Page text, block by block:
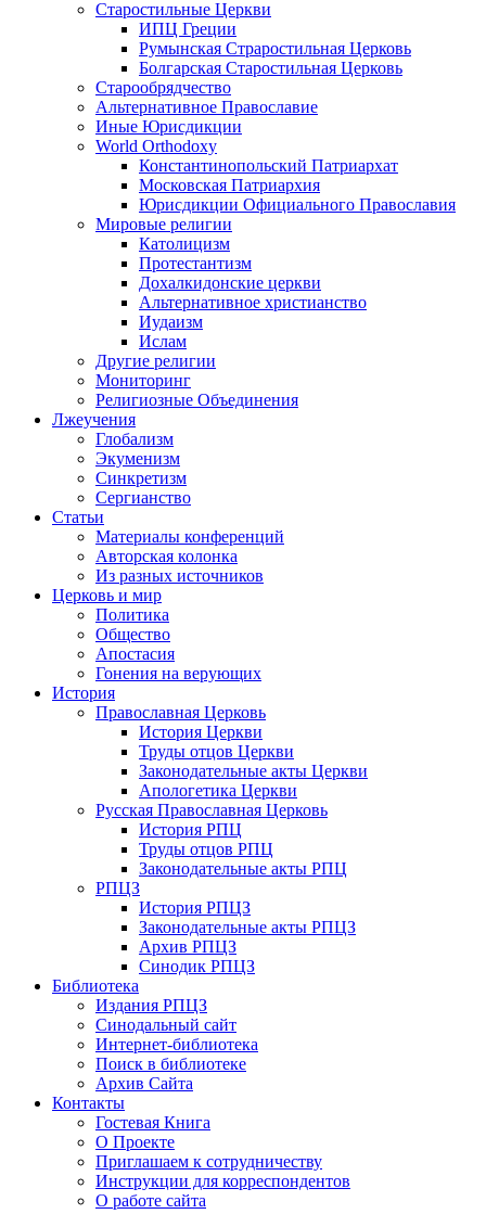
Старостильные Церкви
ИПЦ Греции
Румынская Страростильная Церковь
Болгарская Старостильная Церковь
Старообрядчество
Альтернативное Православие
Иные Юрисдикции
World Orthodoxy
Константинопольский Патриархат
Московская Патриархия
Юрисдикции Официального Православия
Мировые религии
Католицизм
Протестантизм
Дохалкидонские церкви
Альтернативное христианство
Иудаизм
Ислам
Другие религии
Мониторинг
Религиозные Объединения
Лжеучения
Глобализм
Экуменизм
Синкретизм
Сергианство
Статьи
Материалы конференций
Авторская колонка
Из разных источников
Церковь и мир
Политика
Общество
Апостасия
Гонения на верующих
История
Православная Церковь
История Церкви
Труды отцов Церкви
Законодательные акты Церкви
Апологетика Церкви
Русская Православная Церковь
История РПЦ
Труды отцов РПЦ
Законодательные акты РПЦ
РПЦЗ
История РПЦЗ
Законодательные акты РПЦЗ
Архив РПЦЗ
Синодик РПЦЗ
Библиотека
Издания РПЦЗ
Синодальный сайт
Интернет-библиотека
Поиск в библиотеке
Архив Сайта
Контакты
Гостевая Книга
О Проекте
Приглашаем к сотрудничеству
Инструкции для корреспондентов
О работе сайта